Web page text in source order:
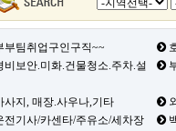
부팀취업구인구직~~
보안.미화.건물청소.주차.설
사지, 매장.사우나,기타
전기사/카센타/주유소/세차장